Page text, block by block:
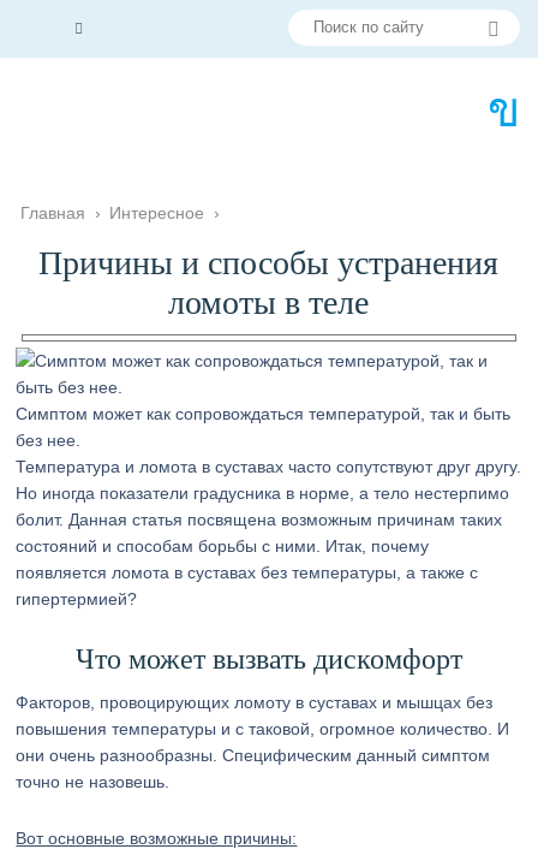
Главная › Интересное ›
Причины и способы устранения
ломоты в теле
Симптом может как сопровождаться температурой, так и быть
без нее.
Температура и ломота в суставах часто сопутствуют друг другу.
Но иногда показатели градусника в норме, а тело нестерпимо
болит. Данная статья посвящена возможным причинам таких
состояний и способам борьбы с ними. Итак, почему
появляется ломота в суставах без температуры, а также с
гипертермией?
Что может вызвать дискомфорт
Факторов, провоцирующих ломоту в суставах и мышцах без
повышения температуры и с таковой, огромное количество. И
они очень разнообразны. Специфическим данный симптом
точно не назовешь.
Вот основные возможные причины: